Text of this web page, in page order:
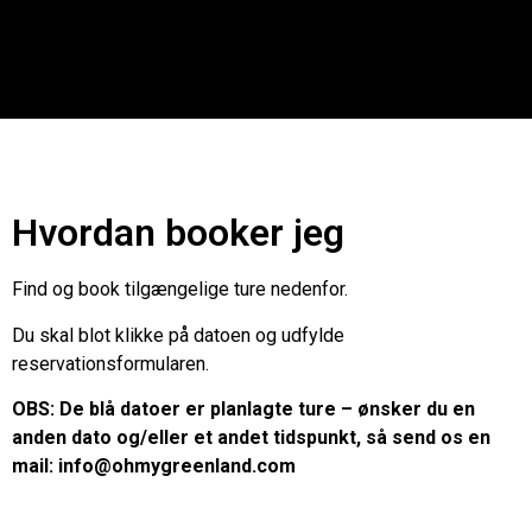
Hvordan booker jeg
Find og book tilgængelige ture nedenfor.
Du skal blot klikke på datoen og udfylde
reservationsformularen.
OBS: De blå datoer er planlagte ture – ønsker du en
anden dato og/eller et andet tidspunkt, så send os en
mail: info@ohmygreenland.com